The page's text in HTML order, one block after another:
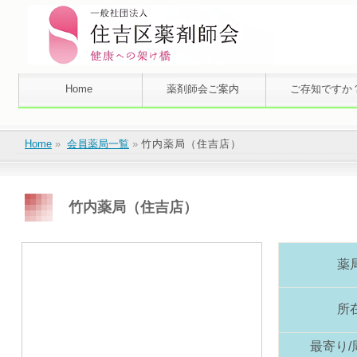
Home 薬剤師会ご案内 ご存知ですか
Home » 会員薬局一覧 » 竹内薬局（住吉店）
竹内薬局（住吉店）
薬
所
最寄り/